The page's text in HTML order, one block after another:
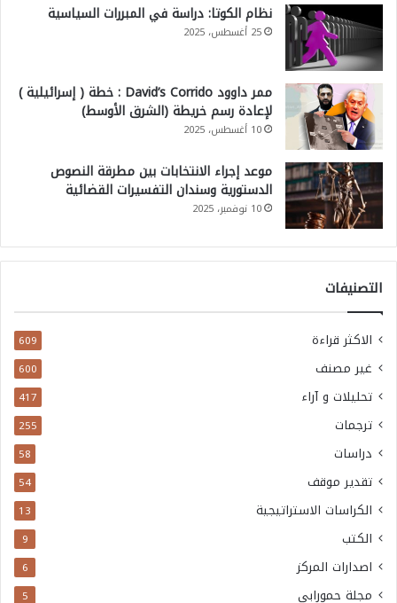
نظام الكوتا: دراسة في المبررات السياسية
25 أغسطس، 2025
ممر داوود David’s Corrido : خطة ( إسرائيلية )
لإعادة رسم خريطة (الشرق الأوسط)
10 أغسطس، 2025
موعد إجراء الانتخابات بين مطرقة النصوص
الدستورية وسندان التفسيرات القضائية
10 نوفمبر، 2025
التصنيفات
الاكثر قراءة 609
غير مصنف 600
تحليلات و آراء 417
ترجمات 255
دراسات 58
تقدير موقف 54
الكراسات الاستراتيجية 13
الكتب 9
اصدارات المركز 6
مجلة حمورابي 5